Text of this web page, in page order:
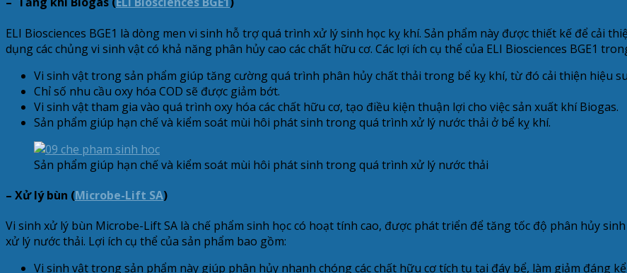
ELI Biosciences BGE1 là dòng men vi sinh hỗ trợ quá trình xử lý sinh học kỵ khí. Sản phẩm này được thiết kế để cải
dụng các chủng vi sinh vật có khả năng phân hủy cao các chất hữu cơ. Các lợi ích cụ thể của ELI Biosciences BGE1
Vi sinh vật trong sản phẩm giúp tăng cường quá trình phân hủy chất thải trong bể kỵ khí, từ đó cải thiện hiệu
Chỉ số nhu cầu oxy hóa COD sẽ được giảm bớt.
Vi sinh vật tham gia vào quá trình oxy hóa các chất hữu cơ, tạo điều kiện thuận lợi cho việc sản xuất khí Biogas.
Sản phẩm giúp hạn chế và kiểm soát mùi hôi phát sinh trong quá trình xử lý nước thải ở bể kỵ khí.
Sản phẩm giúp hạn chế và kiểm soát mùi hôi phát sinh trong quá trình xử lý nước thải
– Xử lý bùn (Microbe-Lift SA)
Vi sinh xử lý bùn Microbe-Lift SA là chế phẩm sinh học có hoạt tính cao, được phát triển để tăng tốc độ phân hủy
xử lý nước thải. Lợi ích cụ thể của sản phẩm bao gồm:
Vi sinh vật trong sản phẩm này giúp phân hủy nhanh chóng các chất hữu cơ tích tụ tại đáy bể, làm giảm đáng